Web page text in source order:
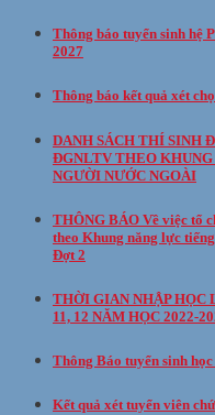
Thông báo tuyển sinh hệ
2027
Thông báo kết quả xét
DANH SÁCH THÍ SINH
ĐGNLTV THEO
NGƯỜI NƯỚC NGOÀI
THÔNG BÁO Về việc tổ
theo Khung năng lực
Đợt 2
THỜI GIAN NHẬP HỌC
11, 12 NĂM HỌC 2022-
Thông Báo tuyển sinh
Kết quả xét tuyển viên